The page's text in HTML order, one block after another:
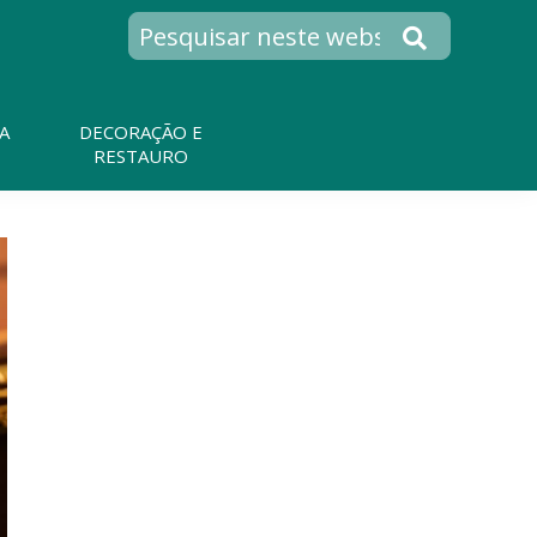
DECORAÇÃO E
RESTAURO